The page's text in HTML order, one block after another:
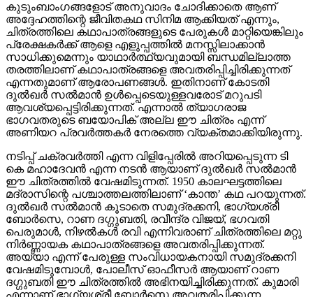
കുടുംബാംഗങ്ങളോട് അനുവാദം ചോദിക്കാതെ ആണ്
അദ്ദേഹത്തിന്റെ ജീവിതകഥ സിനിമ ആക്കിയത് എന്നും,
ചിത്രത്തിലെ കഥാപാത്രങ്ങളുടെ പേരുകള്‍ മാറ്റിയെങ്കിലും
പ്രേക്ഷകര്‍ക്ക് ആളെ എളുപ്പത്തില്‍ മനസ്സിലാക്കാന്‍
സാധിക്കുമെന്നും യാഥാര്‍ത്ഥ്യവുമായി ബന്ധമില്ലാത്ത
തരത്തിലാണ് കഥാപാത്രങ്ങളെ അവതരിപ്പിച്ചിരിക്കുന്നത്
എന്നതുമാണ് ആരോപണങ്ങള്‍. ഇതിനാണ് കോടതി
ദുല്‍ഖര്‍ സല്‍മാന്‍ ഉള്‍പ്പെടെയുള്ളവരോട് മറുപടി
ആവശ്യപ്പെട്ടിരിക്കുന്നത്. എന്നാല്‍ ത്യാഗരാജ
ഭാഗവതരുടെ ബയോപിക് അല്ല ഈ ചിത്രം എന്ന്
അണിയറ പ്രവര്‍ത്തകര്‍ നേരത്തെ വ്യക്തമാക്കിയിരുന്നു.
നടിപ്പ് ചക്രവര്‍ത്തി എന്ന വിളിപ്പേരില്‍ അറിയപ്പെടുന്ന ടി
കെ മഹാദേവന്‍ എന്ന നടന്‍ ആയാണ് ദുല്‍ഖര്‍ സല്‍മാന്‍
ഈ ചിത്രത്തില്‍ വേഷമിടുന്നത്. 1950 കാലഘട്ടത്തിലെ
മദ്രാസിന്റെ പശ്ചാത്തലത്തിലാണ് ‘കാന്ത’ കഥ പറയുന്നത്.
ദുല്‍ഖര്‍ സല്‍മാന്‍ കൂടാതെ സമുദ്രക്കനി, ഭാഗ്യശ്രീ
ബോര്‍സെ, റാണ ദഗ്ഗുബതി, രവീന്ദ്ര വിജയ്, ഭഗവതി
പെരുമാള്‍, നിഴല്‍കള്‍ രവി എന്നിവരാണ് ചിത്രത്തിലെ മറ്റു
നിര്‍ണ്ണായക കഥാപാത്രങ്ങളെ അവതരിപ്പിക്കുന്നത്.
അയ്യാ എന്ന് പേരുള്ള സംവിധായകനായി സമുദ്രക്കനി
വേഷമിടുമ്പോള്‍, പോലീസ് ഓഫീസര്‍ ആയാണ് റാണ
ദഗ്ഗുബതി ഈ ചിത്രത്തില്‍ അഭിനയിച്ചിരിക്കുന്നത്. കുമാരി
എന്നാണ് ഭാഗ്യശ്രീ ബോര്‍സെ അവതരിപ്പിക്കുന്ന